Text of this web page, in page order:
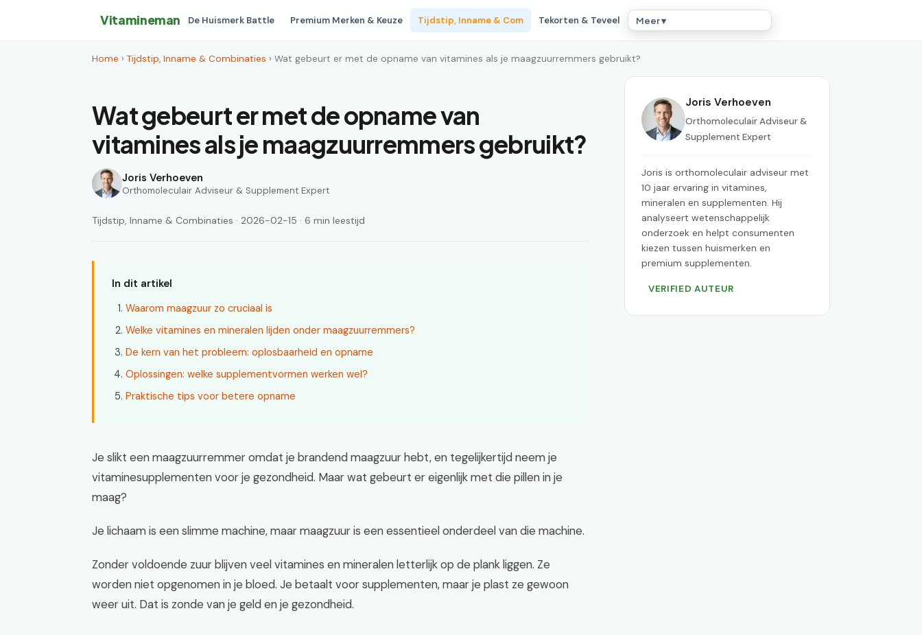
Vitamineman De Huismerk Battle Premium Merken & Keuze Tijdstip, Inname & Com Tekorten & Teveel Meer ▾
Home › Tijdstip, Inname & Combinaties › Wat gebeurt er met de opname van vitamines als je maagzuurremmers gebruikt?
Wat gebeurt er met de opname van
vitamines als je maagzuurremmers gebruikt?
Joris Verhoeven
Orthomoleculair Adviseur & Supplement Expert
Tijdstip, Inname & Combinaties · 2026-02-15 · 6 min leestijd
In dit artikel
Waarom maagzuur zo cruciaal is
Welke vitamines en mineralen lijden onder maagzuurremmers?
De kern van het probleem: oplosbaarheid en opname
Oplossingen: welke supplementvormen werken wel?
Praktische tips voor betere opname
Je slikt een maagzuurremmer omdat je brandend maagzuur hebt, en tegelijkertijd neem je
vitaminesupplementen voor je gezondheid. Maar wat gebeurt er eigenlijk met die pillen in je
maag?
Je lichaam is een slimme machine, maar maagzuur is een essentieel onderdeel van die machine.
Zonder voldoende zuur blijven veel vitamines en mineralen letterlijk op de plank liggen. Ze
worden niet opgenomen in je bloed. Je betaalt voor supplementen, maar je plast ze gewoon
weer uit. Dat is zonde van je geld en je gezondheid.
Joris Verhoeven
Orthomoleculair Adviseur &
Supplement Expert
Joris is orthomoleculair adviseur met
10 jaar ervaring in vitamines,
mineralen en supplementen. Hij
analyseert wetenschappelijk
onderzoek en helpt consumenten
kiezen tussen huismerken en
premium supplementen.
VERIFIED AUTEUR